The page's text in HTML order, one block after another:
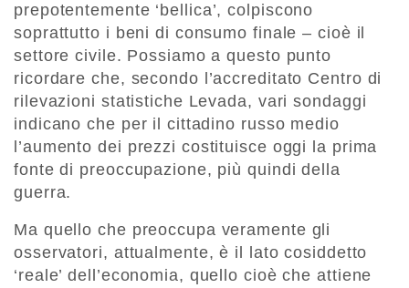
prepotentemente ‘bellica’, colpiscono
soprattutto i beni di consumo finale – cioè il
settore civile. Possiamo a questo punto
ricordare che, secondo l’accreditato Centro di
rilevazioni statistiche Levada, vari sondaggi
indicano che per il cittadino russo medio
l’aumento dei prezzi costituisce oggi la prima
fonte di preoccupazione, più quindi della
guerra.
Ma quello che preoccupa veramente gli
osservatori, attualmente, è il lato cosiddetto
‘reale’ dell’economia, quello cioè che attiene